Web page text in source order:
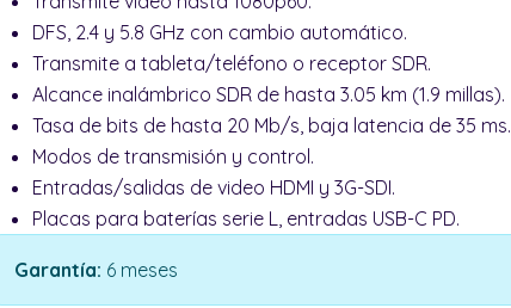
DFS, 2.4 y 5.8 GHz con cambio automático.
Transmite a tableta/teléfono o receptor SDR.
Alcance inalámbrico SDR de hasta 3.05 km (1.9 millas).
Tasa de bits de hasta 20 Mb/s, baja latencia de 35 ms.
Modos de transmisión y control.
Entradas/salidas de video HDMI y 3G-SDI.
Placas para baterías serie L, entradas USB-C PD.
Garantía: 6 meses